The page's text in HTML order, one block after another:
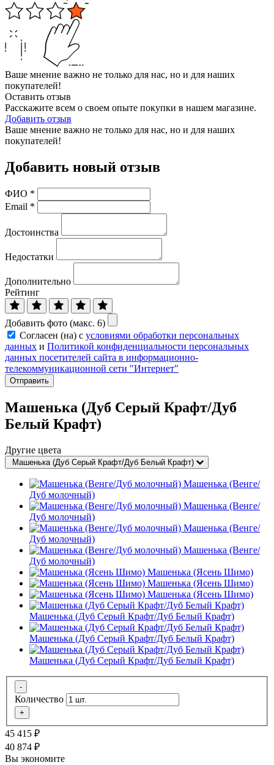
Ваше мнение важно не только для нас, но и для наших
покупателей!
Оставить отзыв
Расскажите всем о своем опыте покупки в нашем магазине.
Добавить отзыв
Ваше мнение важно не только для нас, но и для наших
покупателей!
Добавить новый отзыв
ФИО *
Email *
Достоинства
Недостатки
Дополнительно
Рейтинг
Добавить фото (макс. 6)
Согласен (на) с условиями обработки персональных
данных и Политикой конфиденциальности персональных
данных посетителей сайта в информационно-
телекоммуникационной сети "Интернет"
Отправить
Машенька (Дуб Серый Крафт/Дуб
Белый Крафт)
Другие цвета
Машенька (Дуб Серый Крафт/Дуб Белый Крафт)
Машенька (Венге/
Дуб молочный)
Машенька (Венге/
Дуб молочный)
Машенька (Венге/
Дуб молочный)
Машенька (Венге/
Дуб молочный)
Машенька (Ясень Шимо)
Машенька (Ясень Шимо)
Машенька (Ясень Шимо)
Машенька (Дуб Серый Крафт/Дуб Белый Крафт)
Машенька (Дуб Серый Крафт/Дуб Белый Крафт)
Машенька (Дуб Серый Крафт/Дуб Белый Крафт)
-
Количество
+
45 415 ₽
40 874 ₽
Вы экономите